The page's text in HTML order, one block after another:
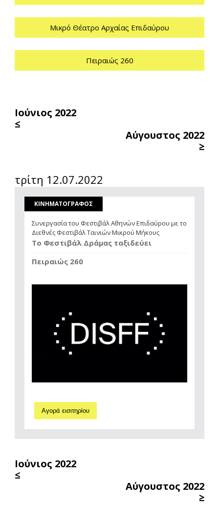
Μικρό Θέατρο Αρχαίας Επιδαύρου
Πειραιώς 260
Ιούνιος 2022
≤
Αύγουστος 2022
≥
τρίτη 12.07.2022
ΚΙΝΗΜΑΤΟΓΡΑΦΟΣ
Συνεργασία του Φεστιβάλ Αθηνών Επιδαύρου με το
Διεθνές Φεστιβάλ Ταινιών Μικρού Μήκους
Το Φεστιβάλ Δράμας ταξιδεύει
Πειραιώς 260
Αγορά εισιτηρίου
Ιούνιος 2022
≤
Αύγουστος 2022
≥